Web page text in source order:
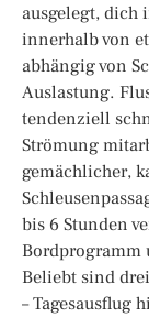
ausgelegt, dich
innerhalb von
abhängig von
Auslastung.
tendenziell
Strömung
gemächlicher,
bis 6 Stunden
Bordprogramm
Beliebt sind
– Tagesausflug